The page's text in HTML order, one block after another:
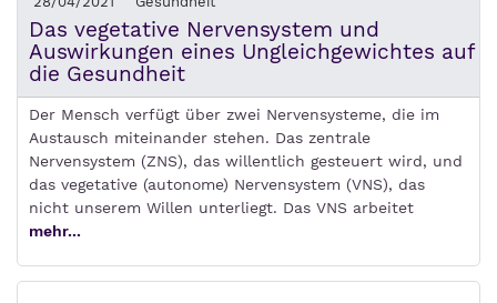
Das vegetative Nervensystem und
Auswirkungen eines Ungleichgewichtes auf
die Gesundheit
Der Mensch verfügt über zwei Nervensysteme, die im
Austausch miteinander stehen. Das zentrale
Nervensystem (ZNS), das willentlich gesteuert wird, und
das vegetative (autonome) Nervensystem (VNS), das
nicht unserem Willen unterliegt. Das VNS arbeitet
mehr...